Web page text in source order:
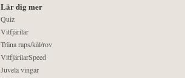
Lär dig mer
Quiz
Vitfjärilar
Träna raps/kål/rov
VitfjärilarSpeed
Juvela vingar